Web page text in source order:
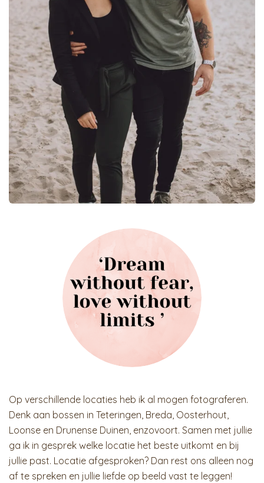
Op verschillende locaties heb ik al mogen fotograferen.
Denk aan bossen in Teteringen, Breda, Oosterhout,
Loonse en Drunense Duinen, enzovoort. Samen met jullie
ga ik in gesprek welke locatie het beste uitkomt en bij
jullie past. Locatie afgesproken? Dan rest ons alleen nog
af te spreken en jullie liefde op beeld vast te leggen!